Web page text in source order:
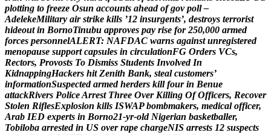
plotting to freeze Osun accounts ahead of gov poll –
AdelekeMilitary air strike kills ’12 insurgents’, destroys terrorist
hideout in BornoTinubu approves pay rise for 250,000 armed
forces personnelALERT: NAFDAC warns against unregistered
menopause support capsules in circulationFG Orders VCs,
Rectors, Provosts To Dismiss Students Involved In
KidnappingHackers hit Zenith Bank, steal customers’
informationSuspected armed herders kill four in Benue
attackRivers PoliceArrest Three Over Killing Of Officers, Recover
Stolen RiflesExplosion kills ISWAP bombmakers, medical officer,
Arab IED experts in Borno21-yr-old Nigerian basketballer,
Tobiloba arrested in US over rape chargeNIS arrests 12 suspects